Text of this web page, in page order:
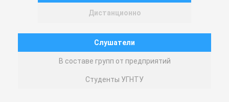
Дистанционно
Слушатели
В составе групп от предприятий
Студенты УГНТУ